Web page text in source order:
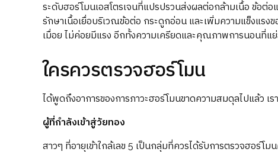
ระดับฮอร์โมนเอสโตรเจนที่แปรปรวนส่งผลต่อกล้ามเนื้อ ข้อต่อ
รักษาเนื้อเยื่อบริเวณข้อต่อ กระดูกอ่อน และเพิ่มความแข็งแรง
เมื่อย ไม่ค่อยมีแรง อีกทั้งความเครียดและคุณภาพการนอนที่แ
ใครควรตรวจฮอร์โมน
ได้พูดถึงอาการของการภาวะฮอร์โมนขาดความสมดุลไปแล้ว เ
ผู้ที่กำลังเข้าสู่วัยทอง
สาวๆ ที่อายุเข้าใกล้เลข 5 เป็นกลุ่มที่ควรได้รับการตรวจฮอร์โ